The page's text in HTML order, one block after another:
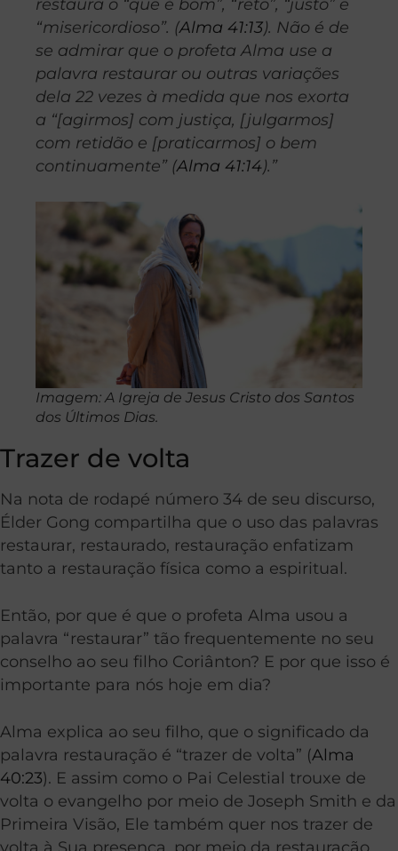
restaura o “que é bom”, “reto”, “justo” e
“misericordioso”. (Alma 41:13). Não é de
se admirar que o profeta Alma use a
palavra restaurar ou outras variações
dela 22 vezes à medida que nos exorta
a “[agirmos] com justiça, [julgarmos]
com retidão e [praticarmos] o bem
continuamente” (Alma 41:14).”
Imagem: A Igreja de Jesus Cristo dos Santos
dos Últimos Dias.
Trazer de volta
Na nota de rodapé número 34 de seu discurso,
Élder Gong compartilha que o uso das palavras
restaurar, restaurado, restauração enfatizam
tanto a restauração física como a espiritual.
Então, por que é que o profeta Alma usou a
palavra “restaurar” tão frequentemente no seu
conselho ao seu filho Coriânton? E por que isso é
importante para nós hoje em dia?
Alma explica ao seu filho, que o significado da
palavra restauração é “trazer de volta” (Alma
40:23). E assim como o Pai Celestial trouxe de
volta o evangelho por meio de Joseph Smith e da
Primeira Visão, Ele também quer nos trazer de
volta à Sua presença, por meio da restauração